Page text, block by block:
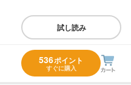
試し読み
536ポイント
すぐに購入